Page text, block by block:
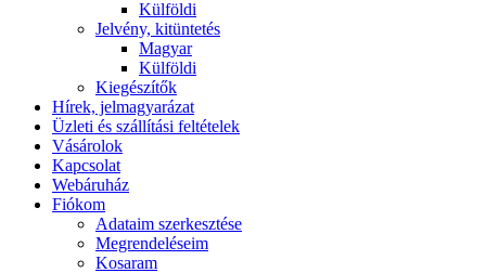
Külföldi
Jelvény, kitüntetés
Magyar
Külföldi
Kiegészítők
Hírek, jelmagyarázat
Üzleti és szállítási feltételek
Vásárolok
Kapcsolat
Webáruház
Fiókom
Adataim szerkesztése
Megrendeléseim
Kosaram